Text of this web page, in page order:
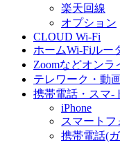
楽天回線
オプション
CLOUD Wi-Fi
ホームWi-Fiルー
Zoomなどオンラ
テレワーク・動
携帯電話・スマ-
iPhone
スマートフ
携帯電話(